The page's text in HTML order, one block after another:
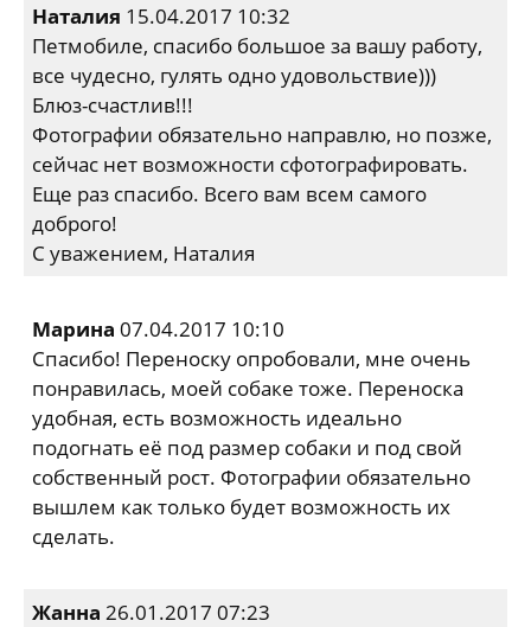
Наталия 15.04.2017 10:32
Петмобиле, спасибо большое за вашу работу,
все чудесно, гулять одно удовольствие)))
Блюз-счастлив!!!
Фотографии обязательно направлю, но позже,
сейчас нет возможности сфотографировать.
Еще раз спасибо. Всего вам всем самого
доброго!
С уважением, Наталия
Марина 07.04.2017 10:10
Спасибо! Переноску опробовали, мне очень
понравилась, моей собаке тоже. Переноска
удобная, есть возможность идеально
подогнать её под размер собаки и под свой
собственный рост. Фотографии обязательно
вышлем как только будет возможность их
сделать.
Жанна 26.01.2017 07:23